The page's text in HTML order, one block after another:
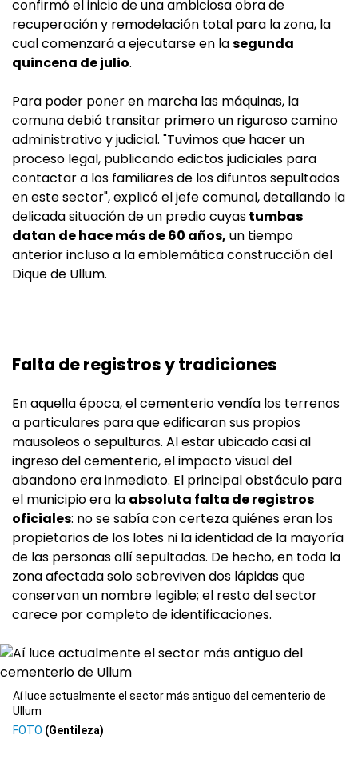
confirmó el inicio de una ambiciosa obra de
recuperación y remodelación total para la zona, la
cual comenzará a ejecutarse en lasegunda
quincena de julio.
Para poder poner en marcha las máquinas, la
comuna debió transitar primero un riguroso camino
administrativo y judicial. "Tuvimos que hacer un
proceso legal, publicando edictos judiciales para
contactar a los familiares de los difuntos sepultados
en este sector", explicó el jefe comunal, detallando la
delicada situación de un predio cuyastumbas
datan de hace más de 60 años, un tiempo
anterior incluso a la emblemática construcción del
Dique de Ullum.
Falta de registros y tradiciones
En aquella época, el cementerio vendía los terrenos
a particulares para que edificaran sus propios
mausoleos o sepulturas. Al estar ubicado casi al
ingreso del cementerio, el impacto visual del
abandono era inmediato. El principal obstáculo para
el municipio era la absoluta falta de registros
oficiales: no se sabía con certeza quiénes eran los
propietarios de los lotes ni la identidad de la mayoría
de las personas allí sepultadas. De hecho, en toda la
zona afectada solo sobreviven dos lápidas que
conservan un nombre legible; el resto del sector
carece por completo de identificaciones.
Aí luce actualmente el sector más antiguo del cementerio de
Ullum
(Gentileza)